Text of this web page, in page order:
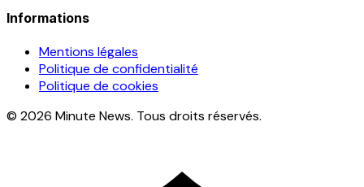
Informations
Mentions légales
Politique de confidentialité
Politique de cookies
© 2026 Minute News. Tous droits réservés.